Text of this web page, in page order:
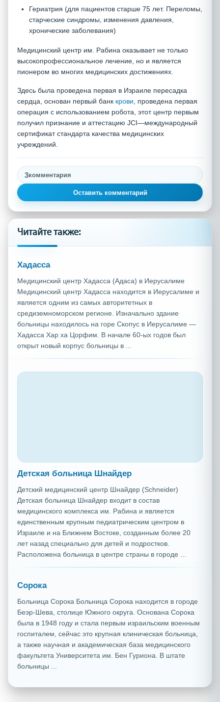
Гериатрия (для пациентов старше 75 лет. Переломы,
старческие синдромы, изменения давления,
хронические заболевания)
Медицинский центр им. Рабина оказывает не только
высокопрофессиональное лечение, но и является
пионером во многих медицинских достижениях.
Здесь была проведена первая в Израиле пересадка
сердца, основан первый банк крови , проведена первая
операция с использованием робота, этот центр первым
получил признание и аттестацию JCI—международный
сертификат стандарта качества медицинских
учреждений.
3комментария
Оставить комментарий
Читайте также:
Хадасса
Медицинский центр Хадасса (Адаса) в Иерусалиме
Медицинский центр Хадасса находится в Иерусалиме и
является одним из самых авторитетных в
средиземноморском регионе. Изначально здание
больницы находилось на горе Скопус в Иерусалиме —
Хадасса Хар ха Цорфим. В начале 60-ых годов был
открыт новый корпус больницы в ...
Детская больница Шнайдер
Детский медицинский центр Шнайдер (Schneider)
Детская больница Шнайдер входит в состав
медицинского комплекса им. Рабина и является
единственным крупным педиатрическим центром в
Израиле и на Ближнем Востоке, созданным более 20
лет назад специально для детей и подростков.
Расположена больница в центре страны в городе ...
Сорока
Больница Сорока Больница Сорока находится в городе
Беэр-Шева, столице Южного округа. Основана Сорока
была в 1948 году и стала первым израильским военным
госпиталем, сейчас это крупная клиническая больница,
а также научная и академическая база медицинского
факультета Университета им. Бен Гуриона. В штате
больницы ...